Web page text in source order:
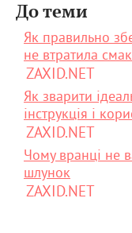
До теми
Як правильно
не втратила
ZAXID.NET
Як зварити
інструкція і
ZAXID.NET
Чому вранці не
шлунок
ZAXID.NET